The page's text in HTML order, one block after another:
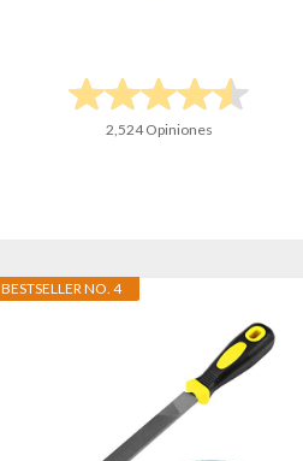
2,524 Opiniones
BESTSELLER NO. 4